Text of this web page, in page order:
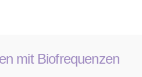
mit Biofrequenzen